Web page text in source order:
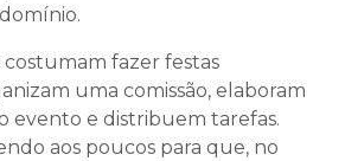
fazer festas
uma comissão, elaboram
evento e distribuem tarefas.
aos poucos para que, no